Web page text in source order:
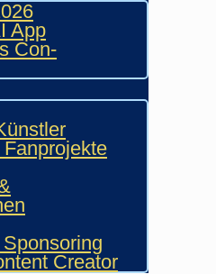
App
Con-
Creator